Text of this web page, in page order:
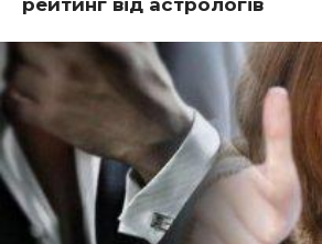
рейтинг від астрологів